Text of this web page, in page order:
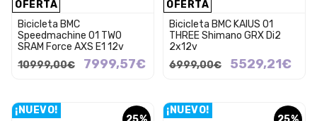
OFERTA
Bicicleta BMC
Speedmachine 01 TWO
SRAM Force AXS E1 12v
10999,00€
7999,57€
OFERTA
Bicicleta BMC KAIUS 01
THREE Shimano GRX Di2
2x12v
6999,00€
5529,21€
¡NUEVO! ¡NUEVO!